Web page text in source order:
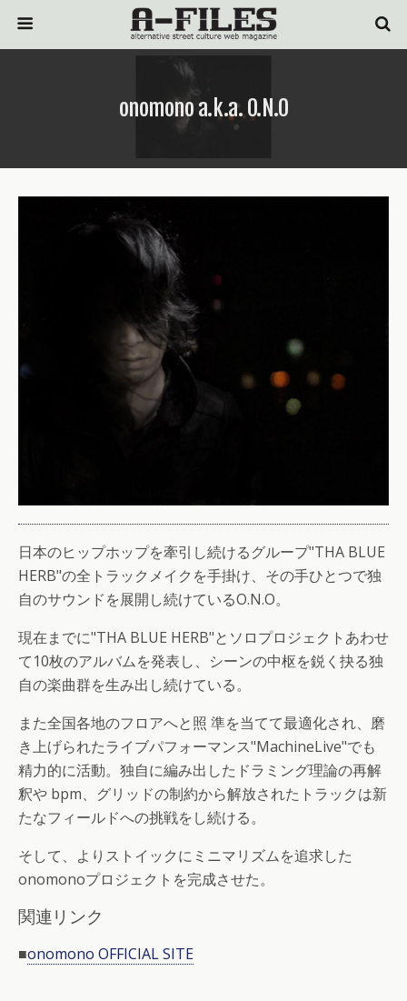
onomono a.k.a. O.N.O
日本のヒップホップを牽引し続けるグループ"THA BLUE
HERB"の全トラックメイクを手掛け、その手ひとつで独
自のサウンドを展開し続けているO.N.O。
現在までに"THA BLUE HERB"とソロプロジェクトあわせ
て10枚のアルバムを発表し、シーンの中枢を鋭く抉る独
自の楽曲群を生み出し続けている。
また全国各地のフロアへと照 準を当てて最適化され、磨
き上げられたライブパフォーマンス"MachineLive"でも
精力的に活動。独自に編み出したドラミング理論の再解
釈や bpm、グリッドの制約から解放されたトラックは新
たなフィールドへの挑戦をし続ける。
そして、よりストイックにミニマリズムを追求した
onomonoプロジェクトを完成させた。
関連リンク
■onomono OFFICIAL SITE